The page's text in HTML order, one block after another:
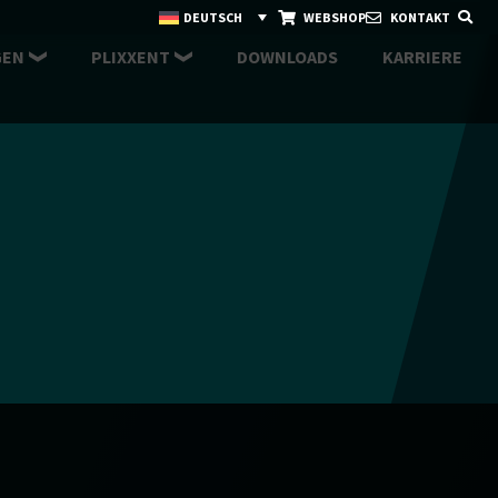
DEUTSCH WEBSHOP KONTAKT
PLIXXENT DOWNLOADS KARRIERE